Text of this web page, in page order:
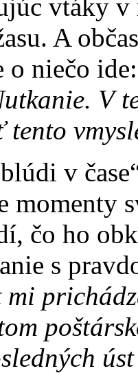
vtáky
A
o niečo
V
tento
v
momenty
čo ho
s
mi